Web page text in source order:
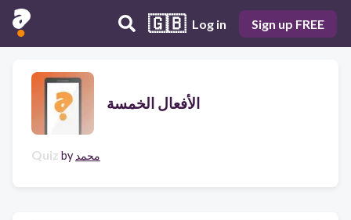
🇬🇧 Log in Sign up FREE
الأفعال الخمسة
Quiz by محمد